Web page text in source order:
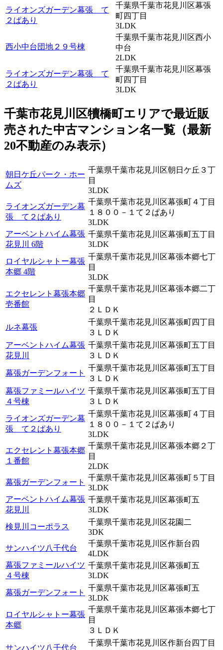
ライオンズガーデン幕張 て
２ぱあり
千葉県千葉市花見川区幕張
町四丁目
3LDK
西小中台団地２９号棟
千葉県千葉市花見川区西小
中台
2LDK
ライオンズガーデン幕張 て
２ぱあり
千葉県千葉市花見川区幕張
町四丁目
3LDK
千葉市花見川区犢橋町エリアで最近販
売された中古マンション名一覧（最新
20不動産のみ表示）
朝日ケ丘パーク・ホー
ムズ
千葉県千葉市花見川区朝日ケ丘３丁
目
3LDK
ライオンズガーデン幕
張 て２ぱあり
千葉県千葉市花見川区幕張町４丁目
１８００－１て２ぱあり
3LDK
アーベントハイム幕張
花見川 6階
千葉県千葉市花見川区幕張町五丁目
3LDK
ロイヤルシャトー幕張
本郷 4階
千葉県千葉市花見川区幕張本郷七丁
目
3LDK
エクセレント幕張本郷
壱番館
千葉県千葉市花見川区幕張本郷二丁
目
２ＬＤＫ
ルネ幕張
千葉県千葉市花見川区幕張町四丁目
３ＬＤＫ
アーベントハイム幕張
花見川
千葉県千葉市花見川区幕張町五丁目
３ＬＤＫ
幕張ガーデンフォート
千葉県千葉市花見川区幕張町五丁目
３ＬＤＫ
幕張ファミールハイツ
４号棟
千葉県千葉市花見川区幕張町五丁目
３ＬＤＫ
ライオンズガーデン幕
張 て２ぱあり
千葉県千葉市花見川区幕張町４丁目
１８００－１て２ぱあり
3LDK
エクセレント幕張本郷
１番館
千葉県千葉市花見川区幕張本郷２丁
目
2LDK
幕張ガーデンフォート
千葉県千葉市花見川区幕張町５丁目
3LDK
アーベントハイム幕張
花見川
千葉県千葉市花見川区幕張町五
3LDK
検見川コーポラス
千葉県千葉市花見川区花園二
3DK
サンハイツ八千代台
千葉県千葉市花見川区作新台四
4LDK
幕張ファミールハイツ
４号棟
千葉県千葉市花見川区幕張町五
3LDK
幕張ガーデンフォート
千葉県千葉市花見川区幕張町五
3LDK
ロイヤルシャトー幕張
本郷
千葉県千葉市花見川区幕張本郷七丁
目
３ＬＤＫ
サンハイツ八千代台
千葉県千葉市花見川区作新台四丁目